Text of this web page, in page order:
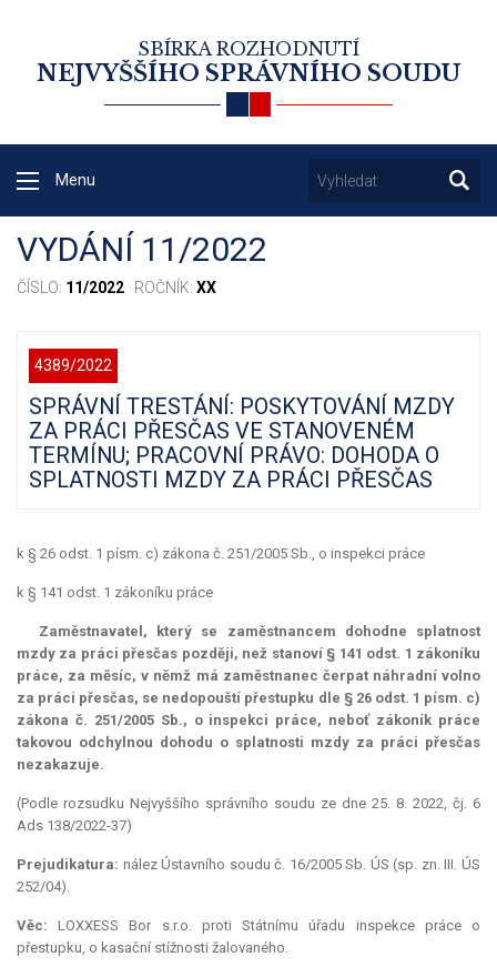
SBÍRKA ROZHODNUTÍ
NEJVYŠŠÍHO SPRÁVNÍHO SOUDU
Menu
VYDÁNÍ 11/2022
ČÍSLO: 11/2022 · ROČNÍK: XX
4389/2022
SPRÁVNÍ TRESTÁNÍ: POSKYTOVÁNÍ MZDY
ZA PRÁCI PŘESČAS VE STANOVENÉM
TERMÍNU; PRACOVNÍ PRÁVO: DOHODA O
SPLATNOSTI MZDY ZA PRÁCI PŘESČAS
k § 26 odst. 1 písm. c) zákona č. 251/2005 Sb., o inspekci práce
k § 141 odst. 1 zákoníku práce
Zaměstnavatel, který se zaměstnancem dohodne splatnost
mzdy za práci přesčas později, než stanoví § 141 odst. 1 zákoníku
práce, za měsíc, v němž má zaměstnanec čerpat náhradní volno
za práci přesčas, se nedopouští přestupku dle § 26 odst. 1 písm. c)
zákona č. 251/2005 Sb., o inspekci práce, neboť zákoník práce
takovou odchylnou dohodu o splatnosti mzdy za práci přesčas
nezakazuje.
(Podle rozsudku Nejvyššího správního soudu ze dne 25. 8. 2022, čj. 6
Ads 138/2022-37)
Prejudikatura: nález Ústavního soudu č. 16/2005 Sb. ÚS (sp. zn. III. ÚS
252/04).
Věc: LOXXESS Bor s.r.o. proti Státnímu úřadu inspekce práce o
přestupku, o kasační stížnosti žalovaného.